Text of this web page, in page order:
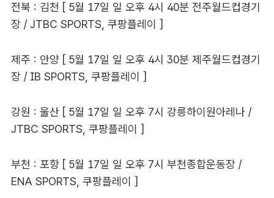
전북 : 김천 [ 5월 17일 일 오후 4시 40분 전주월드컵경기
장 / JTBC SPORTS, 쿠팡플레이 ]
제주 : 안양 [ 5월 17일 일 오후 4시 30분 제주월드컵경기
장 / IB SPORTS, 쿠팡플레이 ]
강원 : 울산 [ 5월 17일 일 오후 7시 강릉하이원아레나 /
JTBC SPORTS, 쿠팡플레이 ]
부천 : 포항 [ 5월 17일 일 오후 7시 부천종합운동장 /
ENA SPORTS, 쿠팡플레이 ]